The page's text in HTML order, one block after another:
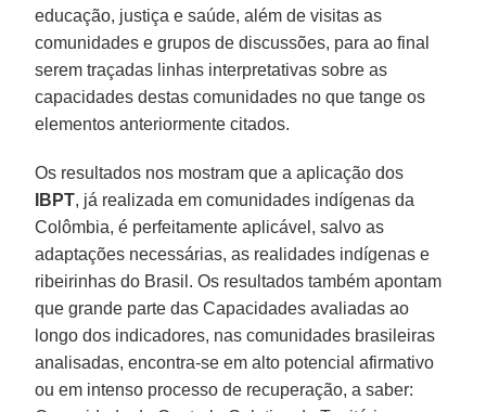
educação, justiça e saúde, além de visitas as
comunidades e grupos de discussões, para ao final
serem traçadas linhas interpretativas sobre as
capacidades destas comunidades no que tange os
elementos anteriormente citados.
Os resultados nos mostram que a aplicação dos
IBPT, já realizada em comunidades indígenas da
Colômbia, é perfeitamente aplicável, salvo as
adaptações necessárias, as realidades indígenas e
ribeirinhas do Brasil. Os resultados também apontam
que grande parte das Capacidades avaliadas ao
longo dos indicadores, nas comunidades brasileiras
analisadas, encontra-se em alto potencial afirmativo
ou em intenso processo de recuperação, a saber: